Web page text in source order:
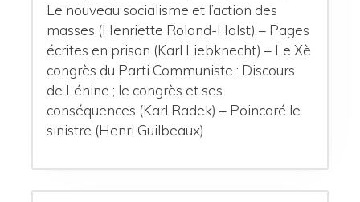
Le nouveau socialisme et l’action des
masses (Henriette Roland-Holst) – Pages
écrites en prison (Karl Liebknecht) – Le Xè
congrès du Parti Communiste : Discours
de Lénine ; le congrès et ses
conséquences (Karl Radek) – Poincaré le
sinistre (Henri Guilbeaux)